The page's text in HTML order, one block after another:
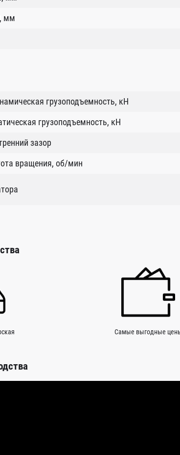
мм
грузоподъемность, кН
грузоподъемность, кН
зазор
вращения, об/мин
Самые выгодные